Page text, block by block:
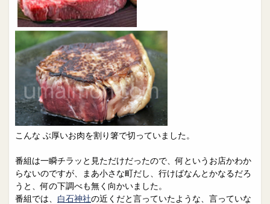
こんな ぶ厚いお肉を割り箸で切っていました。
番組は一瞬チラッと見ただけだったので、何というお店かわか
らないのですが、まあ小さな町だし、行けばなんとかなるだろ
うと、何の下調べも無く向かいました。
番組では、 白石神社の近くだと言っていたような、言っていな